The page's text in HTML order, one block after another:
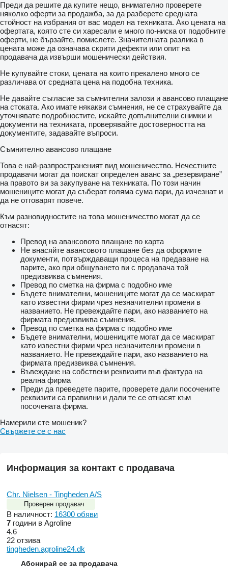
Преди да решите да купите нещо, внимателно проверете
няколко оферти за продажба, за да разберете средната
стойност на избрания от вас модел на техниката. Ако цената на
офертата, която сте си харесали е много по-ниска от подобните
оферти, не бързайте, помислете. Значителната разлика в
цената може да означава скрити дефекти или опит на
продавача да извърши мошенически действия.
Не купувайте стоки, цената на които прекалено много се
различава от средната цена на подобна техника.
Не давайте съгласие за съмнителни залози и авансово плащане
на стоката. Ако имате някакви съмнения, не се страхувайте да
уточнявате подробностите, искайте допълнителни снимки и
документи на техниката, проверявайте достоверността на
документите, задавайте въпроси.
Съмнително авансово плащане
Това е най-разпространеният вид мошеничество. Нечестните
продавачи могат да поискат определен аванс за „резервиране”
на правото ви за закупуване на техниката. По този начин
мошениците могат да съберат голяма сума пари, да изчезнат и
да не отговарят повече.
Към разновидностите на това мошеничество могат да се
отнасят:
Превод на авансовото плащане по карта
Не внасяйте авансовото плащане без да оформите
документи, потвърждаващи процеса на предаване на
парите, ако при общуването ви с продавача той
предизвиква съмнения.
Превод по сметка на фирма с подобно име
Бъдете внимателни, мошениците могат да се маскират
като известни фирми чрез незначителни промени в
названието. Не превеждайте пари, ако названието на
фирмата предизвиква съмнения.
Превод по сметка на фирма с подобно име
Бъдете внимателни, мошениците могат да се маскират
като известни фирми чрез незначителни промени в
названието. Не превеждайте пари, ако названието на
фирмата предизвиква съмнения.
Въвеждане на собствени реквизити във фактура на
реална фирма
Преди да преведете парите, проверете дали посочените
реквизити са правилни и дали те се отнасят към
посочената фирма.
Намерили сте мошеник?
Свържете се с нас
Информация за контакт с продавача
Chr. Nielsen - Tingheden A/S
Проверен продавач
В наличност: 16300 обяви
7 години в Agroline
4.6
22 отзива
tingheden.agroline24.dk
Абонирай се за продавача